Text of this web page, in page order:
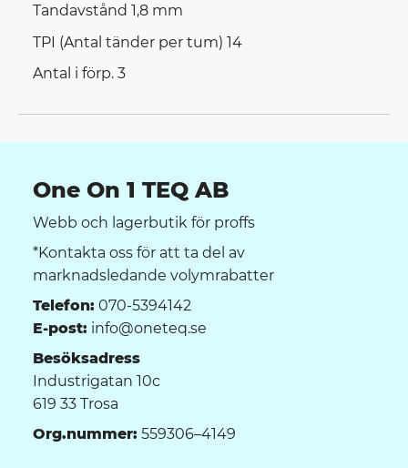
Tandavstånd 1,8 mm
TPI (Antal tänder per tum) 14
Antal i förp. 3
One On 1 TEQ AB
Webb och lagerbutik för proffs
*Kontakta oss för att ta del av
marknadsledande volymrabatter
Telefon: 070-5394142
E-post: info@oneteq.se
Besöksadress
Industrigatan 10c
619 33 Trosa
Org.nummer: 559306–4149